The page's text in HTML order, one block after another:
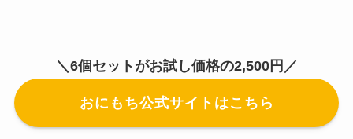
＼6個セットがお試し価格の2,500円／
おにもち公式サイトはこちら